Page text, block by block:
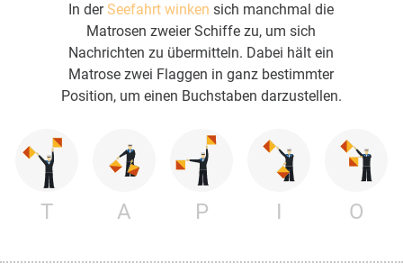
In derSeefahrt winken sich manchmal die
Matrosen zweier Schiffe zu, um sich
Nachrichten zu übermitteln. Dabei hält ein
Matrose zwei Flaggen in ganz bestimmter
Position, um einen Buchstaben darzustellen.
T A P I O